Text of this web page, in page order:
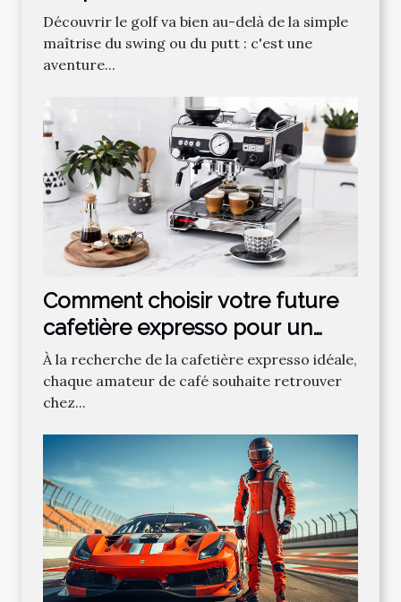
communauté dans
l'apprentissage du golf
Découvrir le golf va bien au-delà de la simple
maîtrise du swing ou du putt : c'est une
aventure...
Comment choisir votre future
cafetière expresso pour un
café parfait ?
À la recherche de la cafetière expresso idéale,
chaque amateur de café souhaite retrouver
chez...